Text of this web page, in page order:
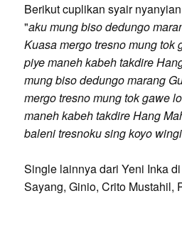
Berikut cuplikan syair
"aku mung biso dedungo
Kuasa mergo tresno mung tok
piye maneh kabeh takdire
mung biso dedungo marang
mergo tresno mung tok gawe
maneh kabeh takdire Hang
baleni tresnoku sing koyo
Single lainnya dari Yeni Inka
Sayang, Ginio, Crito Mustahil,